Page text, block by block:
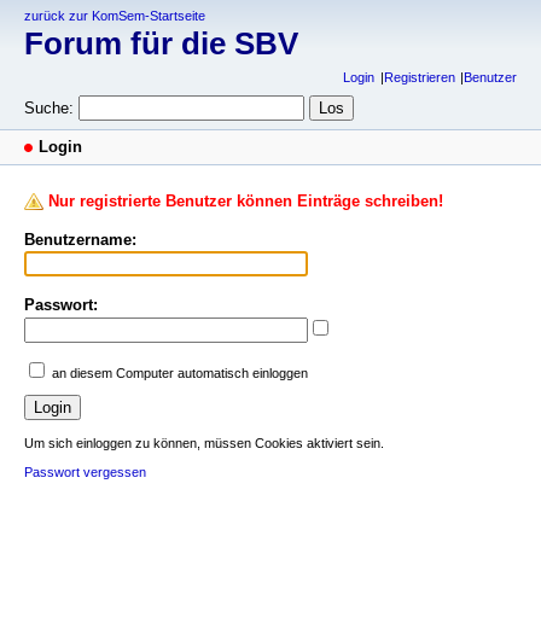
zurück zur KomSem-Startseite
Forum für die SBV
Login Registrieren Benutzer
Suche:
Login
Nur registrierte Benutzer können Einträge schreiben!
Benutzername:
Passwort:
an diesem Computer automatisch einloggen
Um sich einloggen zu können, müssen Cookies aktiviert sein.
Passwort vergessen